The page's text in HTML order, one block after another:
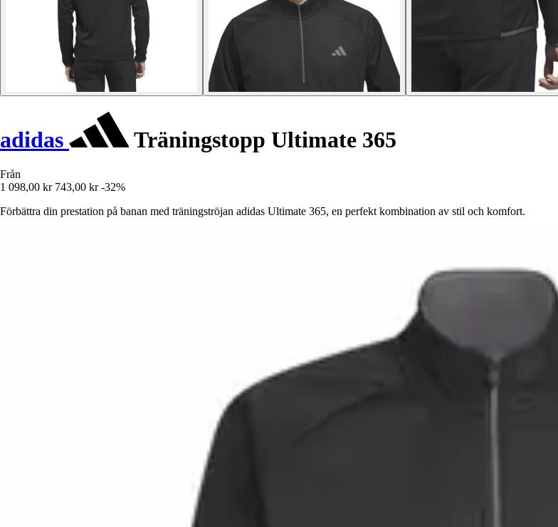
adidas Träningstopp Ultimate 365
Från
1 098,00 kr 743,00 kr -32%
Förbättra din prestation på banan med träningströjan adidas Ultimate 365, en perfekt kombination av stil och komfort.